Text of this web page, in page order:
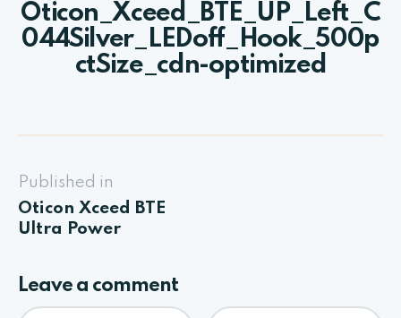
Oticon_Xceed_BTE_UP_Left_C
044Silver_LEDoff_Hook_500p
ctSize_cdn-optimized
Published in
Oticon Xceed BTE
Ultra Power
Leave a comment